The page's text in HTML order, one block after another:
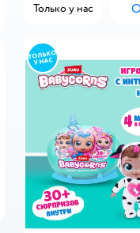
Только у нас